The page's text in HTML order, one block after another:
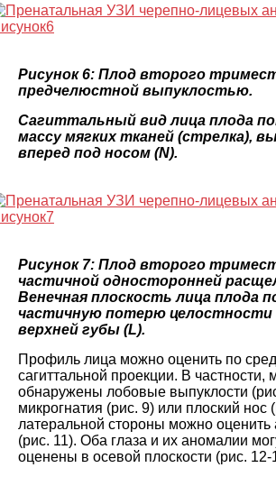
Рисунок 6: Плод второго
предчелюстной выпуклостью.
Сагиттальный вид лица плода
массу мягких тканей (стрелка),
вперед под носом (N).
Рисунок 7: Плод второго
частичной односторонней
Венечная плоскость лица плода
частичную потерю целостности
верхней губы (L).
Профиль лица можно оценить по
сагиттальной проекции. В частности,
обнаружены лобовые выпуклости
микрогнатия (рис. 9) или плоский нос
латеральной стороны можно оценить
(рис. 11). Оба глаза и их аномалии
оценены в осевой плоскости (рис. 12-